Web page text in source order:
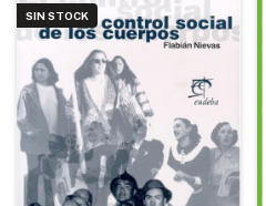
SIN STOCK